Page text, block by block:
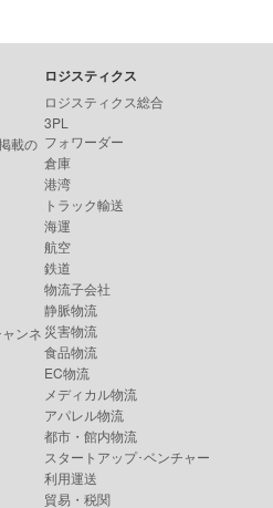
載の
ンネ
ロジスティクス
ロジスティクス総合
3PL
フォワーダー
倉庫
港湾
トラック輸送
海運
航空
鉄道
物流子会社
静脈物流
災害物流
食品物流
EC物流
メディカル物流
アパレル物流
都市・館内物流
スタートアップ･ベンチャー
利用運送
貿易・税関